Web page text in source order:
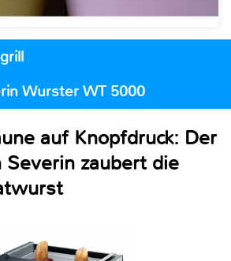
Wurster WT 5000
auf Knopfdruck: Der
zaubert die